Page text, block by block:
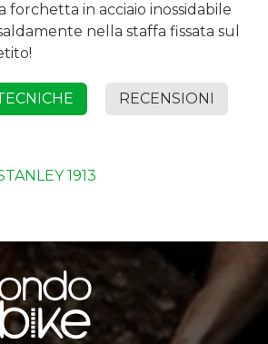
forchetta in acciaio inossidabile
nella staffa fissata sul
RECENSIONI
1913